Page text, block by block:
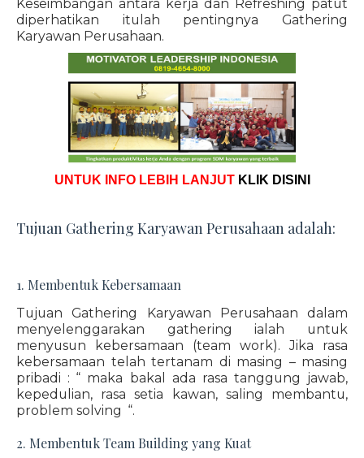
Keseimbangan antara kerja dan Refreshing patut
diperhatikan itulah pentingnya Gathering
Karyawan Perusahaan.
UNTUK INFO LEBIH LANJUT KLIK DISINI
Tujuan Gathering Karyawan Perusahaan adalah:
1. Membentuk Kebersamaan
Tujuan Gathering Karyawan Perusahaan dalam
menyelenggarakan gathering ialah untuk
menyusun kebersamaan (team work). Jika rasa
kebersamaan telah tertanam di masing – masing
pribadi : “ maka bakal ada rasa tanggung jawab,
kepedulian, rasa setia kawan, saling membantu,
problem solving “.
2. Membentuk Team Building yang Kuat